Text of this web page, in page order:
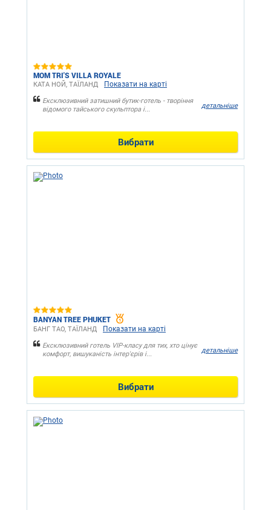
MOM TRI'S VILLA ROYALE
КАТА НОЙ, ТАЇЛАНД Показати на карті
Ексклюзивний затишний бутик-готель - творіння
відомого тайського скульптора і...
детальніше
Вибрати
BANYAN TREE PHUKET
БАНГ ТАО, ТАЇЛАНД Показати на карті
Ексклюзивний готель VIP-класу для тих, хто цінує
комфорт, вишуканість інтер'єрів і...
детальніше
Вибрати